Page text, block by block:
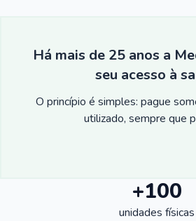
Há mais de 25 anos a
seu acesso à
O princípio é simples: pague
utilizado, sempre que
+100
unidades físicas